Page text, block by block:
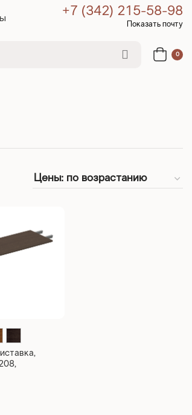
+7 (342) 215-58-98
Показать почту
0